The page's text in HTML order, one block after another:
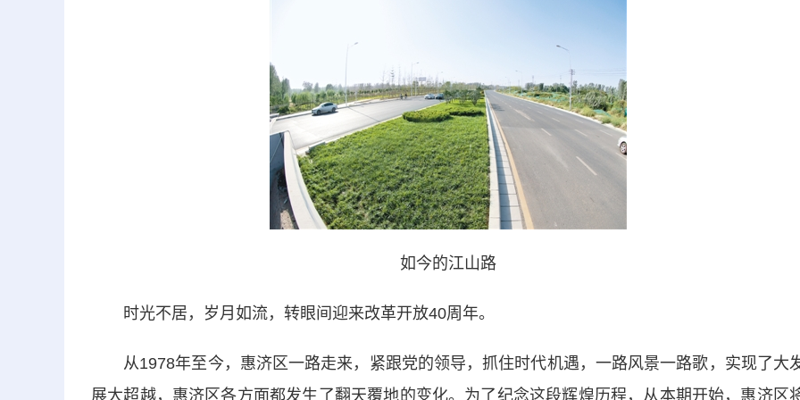
如今的江山路
时光不居，岁月如流，转眼间迎来改革开放40周年。
从1978年至今，惠济区一路走来，紧跟党的领导，抓住时代机遇，一路风景一路歌，实现了大
展大超越，惠济区各方面都发生了翻天覆地的变化。为了纪念这段辉煌历程，从本期开始，惠济区